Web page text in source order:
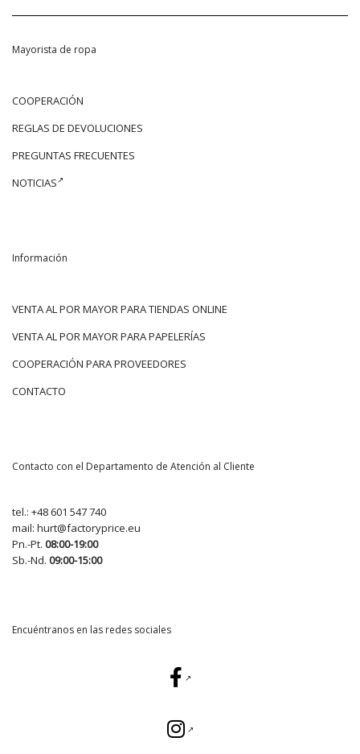
Mayorista de ropa
COOPERACIÓN
REGLAS DE DEVOLUCIONES
PREGUNTAS FRECUENTES
NOTICIAS
Información
VENTA AL POR MAYOR PARA TIENDAS ONLINE
VENTA AL POR MAYOR PARA PAPELERÍAS
COOPERACIÓN PARA PROVEEDORES
CONTACTO
Contacto con el Departamento de Atención al Cliente
tel.: +48 601 547 740
mail: hurt@factoryprice.eu
Pn.-Pt. 08:00-19:00
Sb.-Nd. 09:00-15:00
Encuéntranos en las redes sociales